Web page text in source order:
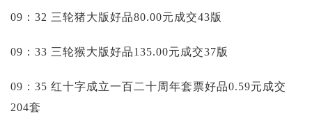
09：32 三轮猪大版好品80.00元成交43版
09：33 三轮猴大版好品135.00元成交37版
09：35 红十字成立一百二十周年套票好品0.59元成交
204套